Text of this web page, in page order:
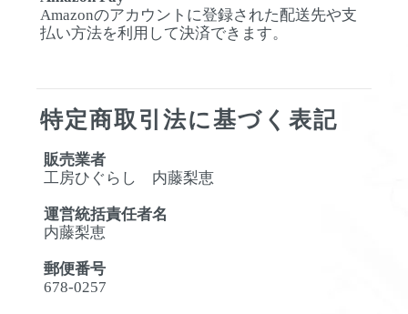
Amazonのアカウントに登録された配送先や支
払い方法を利用して決済できます。
特定商取引法に基づく表記
販売業者
工房ひぐらし 内藤梨恵
運営統括責任者名
内藤梨恵
郵便番号
678-0257